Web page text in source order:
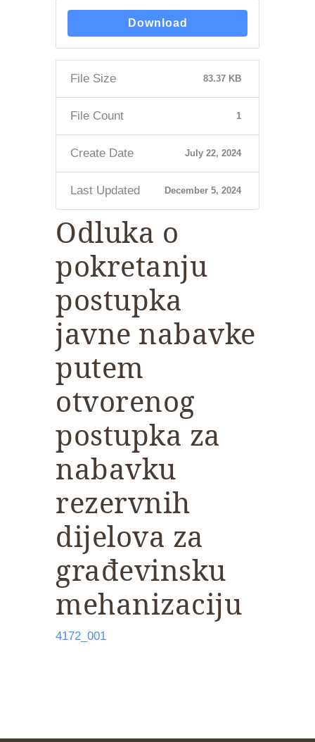
Download
File Size 83.37 KB
File Count 1
Create Date July 22, 2024
Last Updated December 5, 2024
Odluka o
pokretanju
postupka
javne nabavke
putem
otvorenog
postupka za
nabavku
rezervnih
dijelova za
građevinsku
mehanizaciju
4172_001